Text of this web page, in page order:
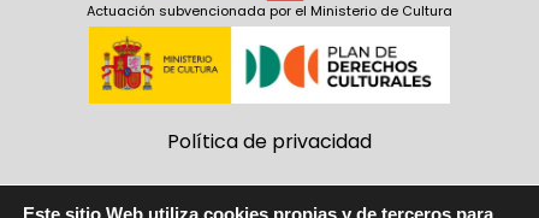
Actuación subvencionada por el Ministerio de Cultura
Política de privacidad
Política de cookies